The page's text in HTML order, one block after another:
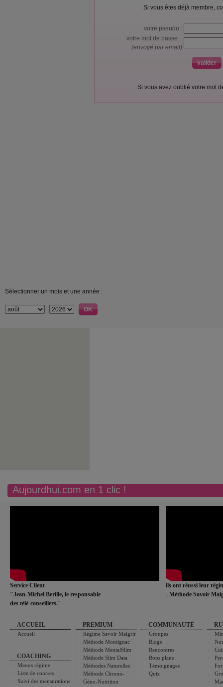
Si vous êtes déjà membre,
votre pseudo :
votre mot de passe :
(envoyé par email)
Si vous avez oublié votre mot
Sélectionner un mois et une année :
Aujourdhui.com en 1 clic !
Service Client
"Jean-Michel Berille, le responsable
des télé-conseillers."
ils ont réussi leur
- Méthode Savoir
ACCUEIL
Accueil
COACHING
Menus régime
Liste de courses
Suivi des mensurations
PREMIUM
Régime Savoir Maigrir
Méthode Montignac
Méthode MentalSlim
Méthode Slim Data
Méthodes Naturelles
Méthode Chrono-
Géno-Nutrition
COMMUNAUTÉ
Groupes
Blogs
Rencontres
Bons plans
Témoignages
Quiz